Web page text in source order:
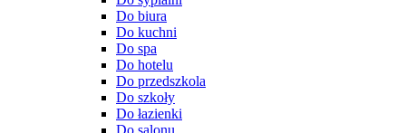
Do biura
Do kuchni
Do spa
Do hotelu
Do przedszkola
Do szkoły
Do łazienki
Do salonu